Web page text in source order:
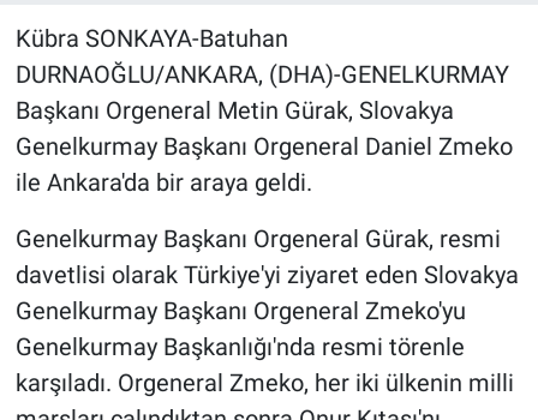
Kübra SONKAYA-Batuhan
DURNAOĞLU/ANKARA, (DHA)-GENELKURMAY
Başkanı Orgeneral Metin Gürak, Slovakya
Genelkurmay Başkanı Orgeneral Daniel Zmeko
ile Ankara'da bir araya geldi.
Genelkurmay Başkanı Orgeneral Gürak, resmi
davetlisi olarak Türkiye'yi ziyaret eden Slovakya
Genelkurmay Başkanı Orgeneral Zmeko'yu
Genelkurmay Başkanlığı'nda resmi törenle
karşıladı. Orgeneral Zmeko, her iki ülkenin milli